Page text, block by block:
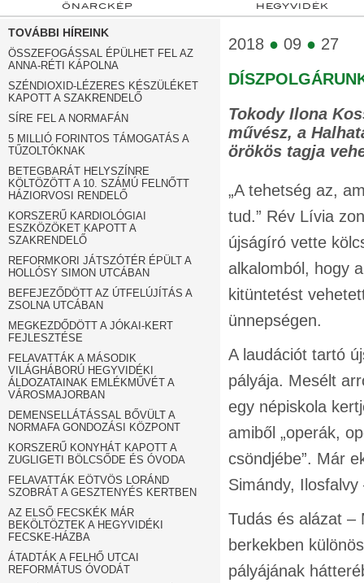
ÖNARCKÉP HEGYVIDÉK
TOVÁBBI HÍREINK
ÖSSZEFOGÁSSAL ÉPÜLHET FEL AZ
ANNA-RÉTI KÁPOLNA
SZÉNDIOXID-LÉZERES KÉSZÜLÉKET
KAPOTT A SZAKRENDELŐ
SÍRE FEL A NORMAFÁN
5 MILLIÓ FORINTOS TÁMOGATÁS A
TŰZOLTÓKNAK
BETEGBARÁT HELYSZÍNRE
KÖLTÖZÖTT A 10. SZÁMÚ FELNŐTT
HÁZIORVOSI RENDELŐ
KORSZERŰ KARDIOLÓGIAI
ESZKÖZÖKET KAPOTT A
SZAKRENDELŐ
REFORMKORI JÁTSZÓTÉR ÉPÜLT A
HOLLÓSY SIMON UTCÁBAN
BEFEJEZŐDÖTT AZ ÚTFELÚJÍTÁS A
ZSOLNA UTCÁBAN
MEGKEZDŐDÖTT A JÓKAI-KERT
FEJLESZTÉSE
FELAVATTÁK A MÁSODIK
VILÁGHÁBORÚ HEGYVIDÉKI
ÁLDOZATAINAK EMLÉKMŰVÉT A
VÁROSMAJORBAN
DEMENSELLÁTÁSSAL BŐVÜLT A
NORMAFA GONDOZÁSI KÖZPONT
KORSZERŰ KONYHÁT KAPOTT A
ZUGLIGETI BÖLCSŐDE ÉS ÓVODA
FELAVATTÁK EÖTVÖS LORÁND
SZOBRÁT A GESZTENYÉS KERTBEN
AZ ELSŐ FECSKÉK MÁR
BEKÖLTÖZTEK A HEGYVIDÉKI
FECSKE-HÁZBA
ÁTADTÁK A FELHŐ UTCAI
REFORMÁTUS ÓVODÁT
2018 ● 09 ● 27
Tokody Ilona
művész, a
örökös tagja
„A tehetség az,
tud.” Rév Lívia
újságíró vette
alkalomból, hogy
kitüntetést
ünnepségen.
A laudációt tartó
pályája. Mesélt
egy népiskola
amiből „operák,
csöndjébe”. Már
Simándy,
Tudás és alázat –
berkekben
pályájának